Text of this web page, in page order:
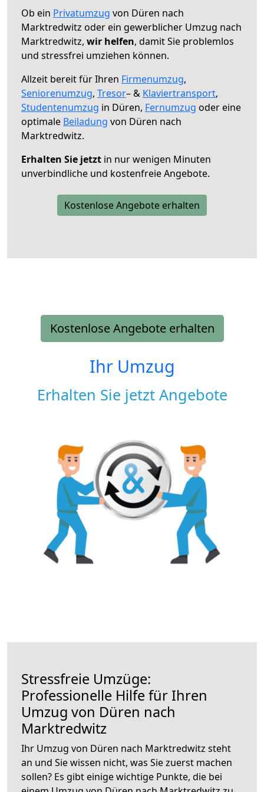
Ob ein Privatumzug von Düren nach
Marktredwitz oder ein gewerblicher Umzug nach
Marktredwitz, wir helfen, damit Sie problemlos
und stressfrei umziehen können.
Allzeit bereit für Ihren Firmenumzug,
Seniorenumzug, Tresor– & Klaviertransport,
Studentenumzug in Düren, Fernumzug oder eine
optimale Beiladung von Düren nach
Marktredwitz.
Erhalten Sie jetzt in nur wenigen Minuten
unverbindliche und kostenfreie Angebote.
Kostenlose Angebote erhalten
Kostenlose Angebote erhalten
Ihr Umzug
Erhalten Sie jetzt Angebote
Stressfreie Umzüge:
Professionelle Hilfe für Ihren
Umzug von Düren nach
Marktredwitz
Ihr Umzug von Düren nach Marktredwitz steht
an und Sie wissen nicht, was Sie zuerst machen
sollen? Es gibt einige wichtige Punkte, die bei